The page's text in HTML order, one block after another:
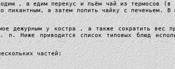
, а едим перекус и пьём чай из термосов
пикантным, а затем попить чайку с печеньем.
дежурным у костра , а также сократить вес
приводится список типовых блюд
частей: